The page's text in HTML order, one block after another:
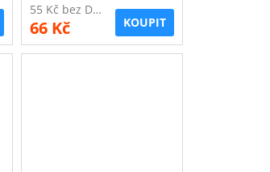
55 Kč bez DPH
66 Kč KOUPIT